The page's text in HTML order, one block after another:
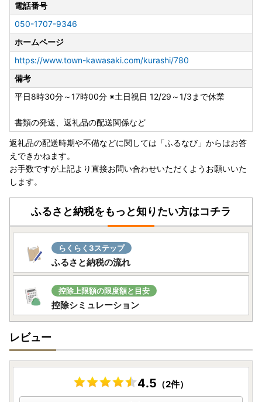
電話番号
050-1707-9346
ホームページ
https://www.town-kawasaki.com/kurashi/780
備考
平日8時30分～17時00分 ※土日祝日 12/29～1/3まで休業
書類の発送、返礼品の配送関係など
返礼品の配送時期や不備などに関しては「ふるなび」からはお答
えできかねます。
お手数ですが上記より直接お問い合わせいただくようお願いいた
します。
ふるさと納税をもっと知りたい方はコチラ
らくらく3ステップ
ふるさと納税の流れ
控除上限額の限度額と目安
控除シミュレーション
レビュー
4.5 （2件）